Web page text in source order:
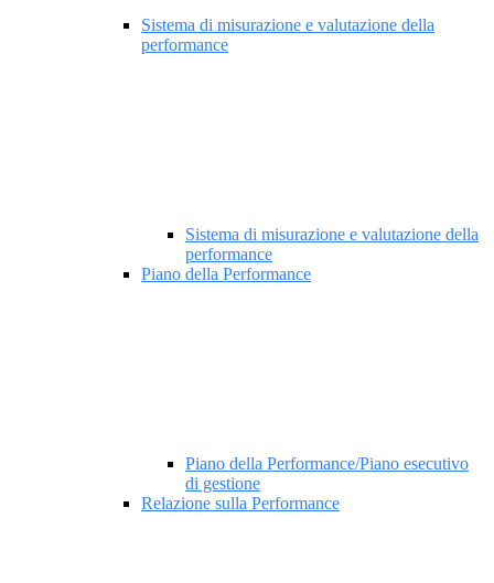
Sistema di misurazione e valutazione della
performance
Sistema di misurazione e valutazione della
performance
Piano della Performance
Piano della Performance/Piano esecutivo
di gestione
Relazione sulla Performance